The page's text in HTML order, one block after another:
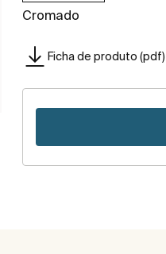
Cromado
Ficha de produto (pdf)